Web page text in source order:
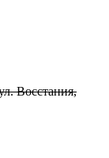
Восстания,